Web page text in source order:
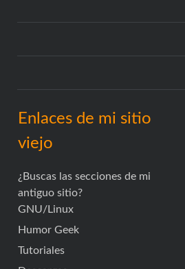
Enlaces de mi sitio
viejo
¿Buscas las secciones de mi
antiguo sitio?
GNU/Linux
Humor Geek
Tutoriales